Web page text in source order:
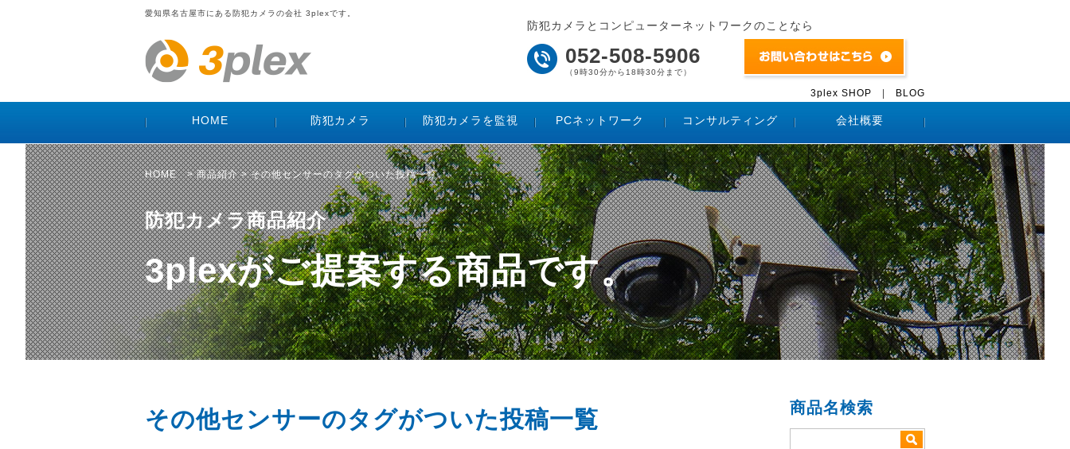
愛知県名古屋市にある防犯カメラの会社 3plexです。
防犯カメラとコンピューターネットワークのことなら
052-508-5906
（9時30分から18時30分まで）
3plex SHOP BLOG
HOME 防犯カメラ 防犯カメラを監視 PCネットワーク コンサルティング 会社概要
HOME>商品紹介> その他センサーのタグがついた投稿一覧
防犯カメラ商品紹介
3plexがご提案する商品です。
商品名検索
その他センサーのタグがついた投稿一覧